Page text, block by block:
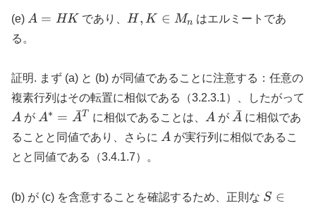
(e) A
A = HK であり、
H,
H , K ∈ Mn はエルミートであ
る。
証明. まず (a) と (b) が同値であることに注意する：任意の
複素行列はその転置に相似である（3.2.3.1）、したがって
A
A が A^* =
\bar{A}^T
A∗ = A
ˉT に相似であることは、 A
Aが \bar{A}
A
ˉに相似であ
ることと同値であり、さらに A
A が実行列に相似であるこ
とと同値である（3.4.1.7）。
(b) が (c) を含意することを確認するため、正則な S
S ∈